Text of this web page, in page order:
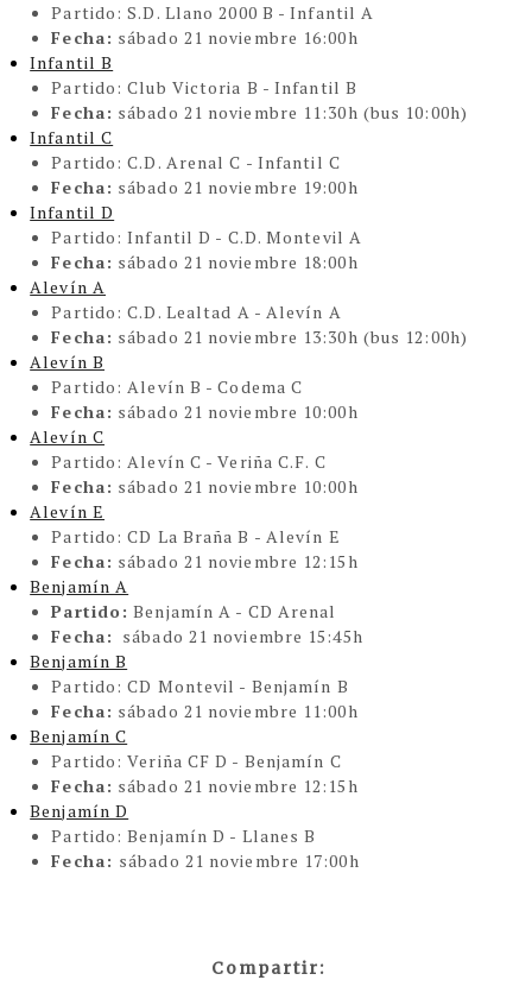
Partido:S.D. Llano 2000 B - Infantil A
Fecha: sábado 21 noviembre 16:00h
Infantil B
Partido:Club Victoria B - Infantil B
Fecha: sábado 21 noviembre 11:30h (bus 10:00h)
Infantil C
Partido:C.D. Arenal C - Infantil C
Fecha: sábado 21 noviembre 19:00h
Infantil D
Partido:Infantil D - C.D. Montevil A
Fecha: sábado 21 noviembre 18:00h
Alevín A
Partido:C.D. Lealtad A - Alevín A
Fecha: sábado 21 noviembre 13:30h (bus 12:00h)
Alevín B
Partido:Alevín B - Codema C
Fecha: sábado 21 noviembre 10:00h
Alevín C
Partido:Alevín C - Veriña C.F. C
Fecha: sábado 21 noviembre 10:00h
Alevín E
Partido:CD La Braña B - Alevín E
Fecha: sábado 21 noviembre 12:15h
Benjamín A
Partido: Benjamín A - CD Arenal
Fecha: sábado 21 noviembre 15:45h
Benjamín B
Partido:CD Montevil - Benjamín B
Fecha: sábado 21 noviembre 11:00h
Benjamín C
Partido:Veriña CF D - Benjamín C
Fecha: sábado 21 noviembre 12:15h
Benjamín D
Partido:Benjamín D - Llanes B
Fecha: sábado 21 noviembre 17:00h
Compartir: